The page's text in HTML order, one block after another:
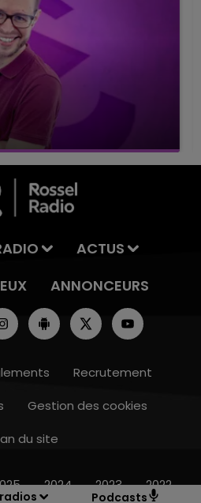
Podcasts
FM
ACTUS
ANNONCEURS
Recrutement
Gestion des cookies
du site
2024 2023 2022